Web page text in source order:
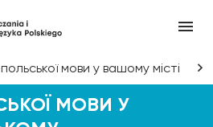
мови у вашому місті
МОВИ У